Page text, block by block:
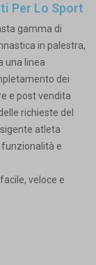
Per Lo Sport
gamma di
in palestra,
una linea
dei
e post vendita
richieste del
atleta
e
veloce e